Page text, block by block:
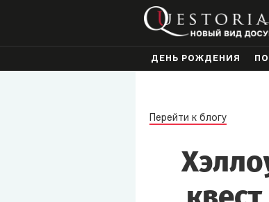
ДЕНЬ РОЖДЕНИЯ
Перейти к блогу